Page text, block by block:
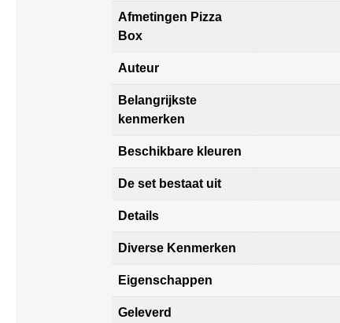
Afmetingen Pizza
Box
Auteur
Belangrijkste
kenmerken
Beschikbare kleuren
De set bestaat uit
Details
Diverse Kenmerken
Eigenschappen
Geleverd